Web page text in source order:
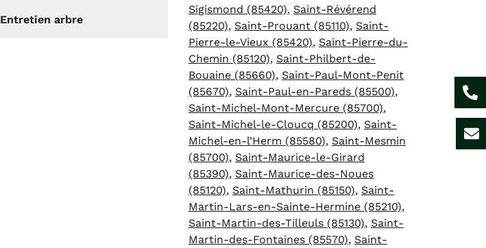
Entretien arbre
Sigismond (85420), Saint-Révérend
(85220), Saint-Prouant (85110), Saint-
Pierre-le-Vieux (85420), Saint-Pierre-du-
Chemin (85120), Saint-Philbert-de-
Bouaine (85660), Saint-Paul-Mont-Penit
(85670), Saint-Paul-en-Pareds (85500),
Saint-Michel-Mont-Mercure (85700),
Saint-Michel-le-Cloucq (85200), Saint-
Michel-en-l’Herm (85580), Saint-Mesmin
(85700), Saint-Maurice-le-Girard
(85390), Saint-Maurice-des-Noues
(85120), Saint-Mathurin (85150), Saint-
Martin-Lars-en-Sainte-Hermine (85210),
Saint-Martin-des-Tilleuls (85130), Saint-
Martin-des-Fontaines (85570), Saint-